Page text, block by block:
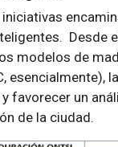
Desde
modelos de
esencialmente),
favorecer un
de la ciudad.